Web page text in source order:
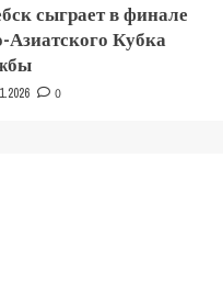
сыграет в финале
Азиатского Кубка
0